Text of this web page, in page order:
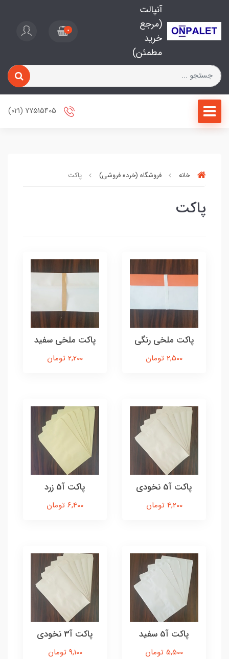
آنپالت
(مرجع
خرید
مطمئن)
0
خانه فروشگاه (خرده فروشی) پاکت
پاکت
پاکت ملخی رنگی
2,500 تومان
پاکت ملخی سفید
2,200 تومان
پاکت آ5 نخودی
4,200 تومان
پاکت آ5 زرد
6,400 تومان
پاکت آ5 سفید
5,500 تومان
پاکت آ3 نخودی
9,100 تومان